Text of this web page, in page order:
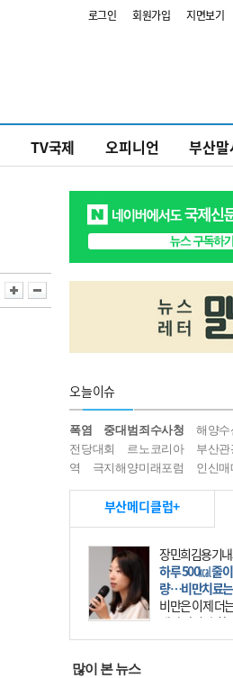
로그인 회원가입 지면보기
TV국제 오피니언 부산말
오늘이슈
폭염 중대범죄수사청 해양수
전당대회
르노코리아 부산관
역
극지해양미래포럼 인신매
부산메디클럽+
장민희김용기
하루 500㎉ 줄
량…비만치료
비만은 이제 더
제가 아니다.
하고 치료와 관
많이 본 뉴스